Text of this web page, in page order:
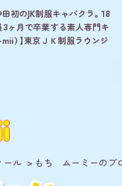
初のJK制服キャバクラ。18
3ヶ月で卒業する素人専門キ
）】東京ＪＫ制服ラウンジ
ール もち ムーミーのブ